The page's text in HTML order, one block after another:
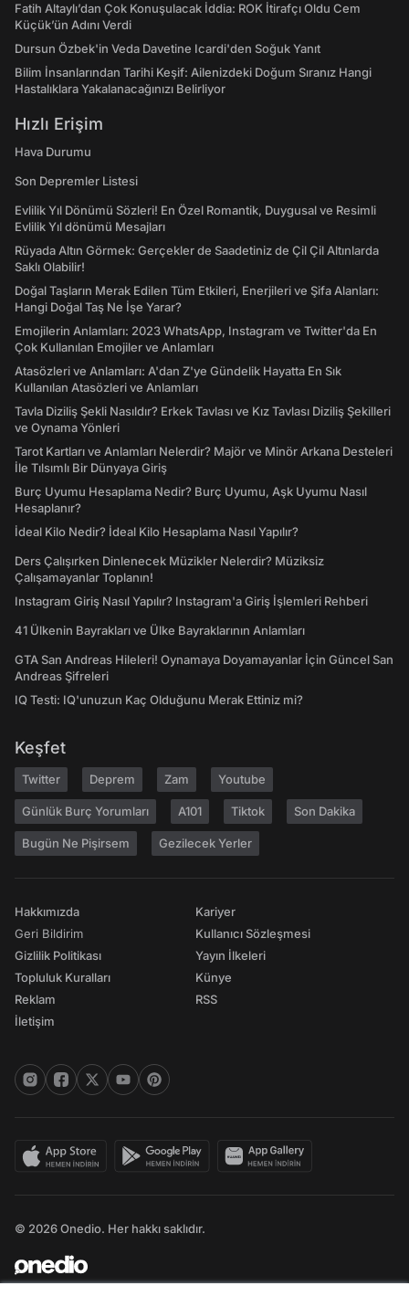
Fatih Altaylı’dan Çok Konuşulacak İddia: ROK İtirafçı Oldu Cem
Küçük’ün Adını Verdi
Dursun Özbek'in Veda Davetine Icardi'den Soğuk Yanıt
Bilim İnsanlarından Tarihi Keşif: Ailenizdeki Doğum Sıranız Hangi
Hastalıklara Yakalanacağınızı Belirliyor
Hızlı Erişim
Hava Durumu
Son Depremler Listesi
Evlilik Yıl Dönümü Sözleri! En Özel Romantik, Duygusal ve Resimli
Evlilik Yıl dönümü Mesajları
Rüyada Altın Görmek: Gerçekler de Saadetiniz de Çil Çil Altınlarda
Saklı Olabilir!
Doğal Taşların Merak Edilen Tüm Etkileri, Enerjileri ve Şifa Alanları:
Hangi Doğal Taş Ne İşe Yarar?
Emojilerin Anlamları: 2023 WhatsApp, Instagram ve Twitter'da En
Çok Kullanılan Emojiler ve Anlamları
Atasözleri ve Anlamları: A'dan Z'ye Gündelik Hayatta En Sık
Kullanılan Atasözleri ve Anlamları
Tavla Diziliş Şekli Nasıldır? Erkek Tavlası ve Kız Tavlası Diziliş Şekilleri
ve Oynama Yönleri
Tarot Kartları ve Anlamları Nelerdir? Majör ve Minör Arkana Desteleri
İle Tılsımlı Bir Dünyaya Giriş
Burç Uyumu Hesaplama Nedir? Burç Uyumu, Aşk Uyumu Nasıl
Hesaplanır?
İdeal Kilo Nedir? İdeal Kilo Hesaplama Nasıl Yapılır?
Ders Çalışırken Dinlenecek Müzikler Nelerdir? Müziksiz
Çalışamayanlar Toplanın!
Instagram Giriş Nasıl Yapılır? Instagram'a Giriş İşlemleri Rehberi
41 Ülkenin Bayrakları ve Ülke Bayraklarının Anlamları
GTA San Andreas Hileleri! Oynamaya Doyamayanlar İçin Güncel San
Andreas Şifreleri
IQ Testi: IQ'unuzun Kaç Olduğunu Merak Ettiniz mi?
Keşfet
Twitter Deprem Zam Youtube
Günlük Burç Yorumları A101 Tiktok Son Dakika
Bugün Ne Pişirsem Gezilecek Yerler
Hakkımızda
Geri Bildirim
Gizlilik Politikası
Topluluk Kuralları
Reklam
İletişim
Kariyer
Kullanıcı Sözleşmesi
Yayın İlkeleri
Künye
RSS
© 2026 Onedio. Her hakkı saklıdır.